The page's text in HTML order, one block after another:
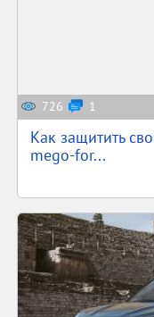
726 1
Как защитить
mego-for...